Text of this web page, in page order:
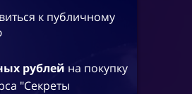
к публичному
рублей на покупку
"Секреты